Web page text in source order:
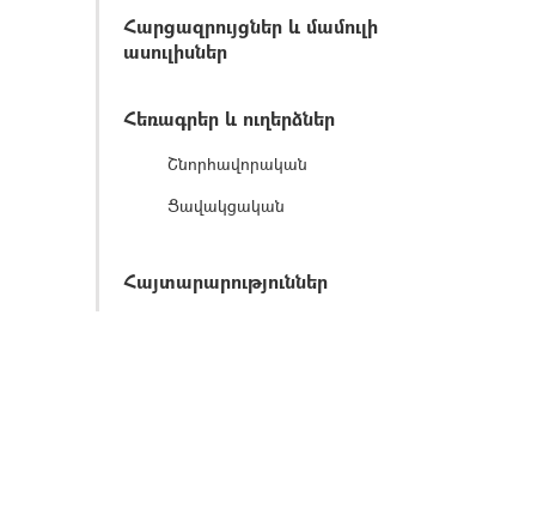
Հարցազրույցներ և մամուլի
ասուլիսներ
Հեռագրեր և ուղերձներ
Շնորհավորական
Ցավակցական
Հայտարարություններ